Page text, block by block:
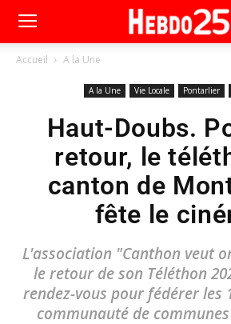
Accueil A la Une
A la Une Vie Locale Pontarlier
Haut-Doubs.
retour, le
canton de
fête le
L'association "Canthon veut
le retour de son Téléthon
rendez-vous pour fédérer les
communauté de